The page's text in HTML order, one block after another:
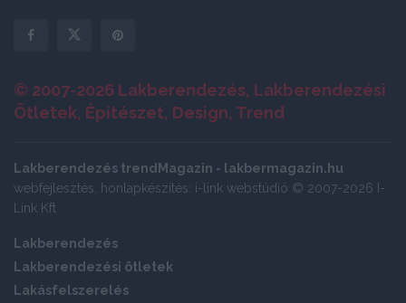
© 2007-2026 Lakberendezés, Lakberendezési
Ötletek, Építészet, Design, Trend
Lakberendezés trendMagazin - lakbermagazin.hu
webfejlesztés, honlapkészítés: i-link webstúdió © 2007-2026 I-
Link Kft
Lakberendezés
Lakberendezési ötletek
Lakásfelszerelés